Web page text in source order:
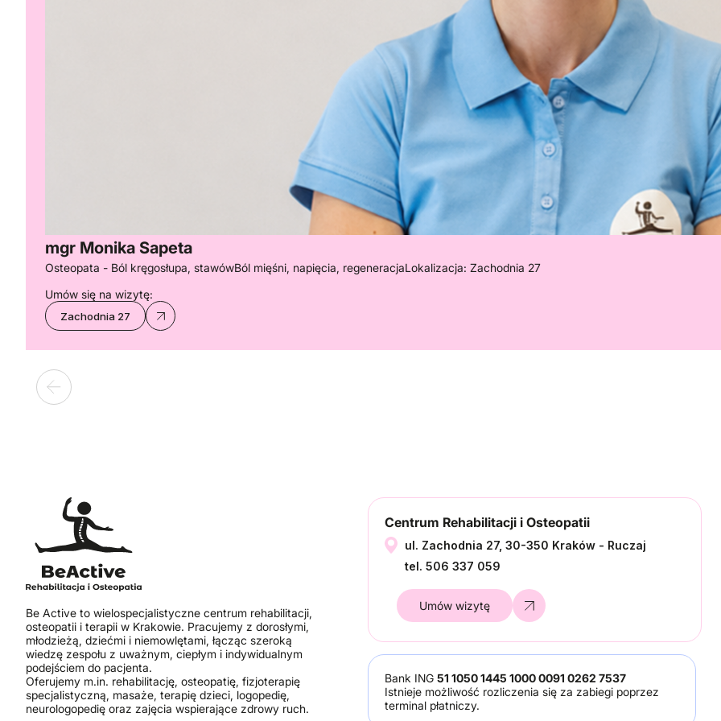
mgr Monika Sapeta
Osteopata - Ból kręgosłupa, stawówBól mięśni, napięcia, regeneracjaLokalizacja: Zachodnia 27
Umów się na wizytę:
Zachodnia 27
Be Active to wielospecjalistyczne centrum rehabilitacji,
osteopatii i terapii w Krakowie. Pracujemy z dorosłymi,
młodzieżą, dziećmi i niemowlętami, łącząc szeroką
wiedzę zespołu z uważnym, ciepłym i indywidualnym
podejściem do pacjenta.
Oferujemy m.in. rehabilitację, osteopatię, fizjoterapię
specjalistyczną, masaże, terapię dzieci, logopedię,
neurologopedię oraz zajęcia wspierające zdrowy ruch.
Centrum Rehabilitacji i Osteopatii
ul. Zachodnia 27, 30-350 Kraków - Ruczaj
tel. 506 337 059
Umów wizytę
Bank ING 51 1050 1445 1000 0091 0262 7537
Istnieje możliwość rozliczenia się za zabiegi poprzez
terminal płatniczy.